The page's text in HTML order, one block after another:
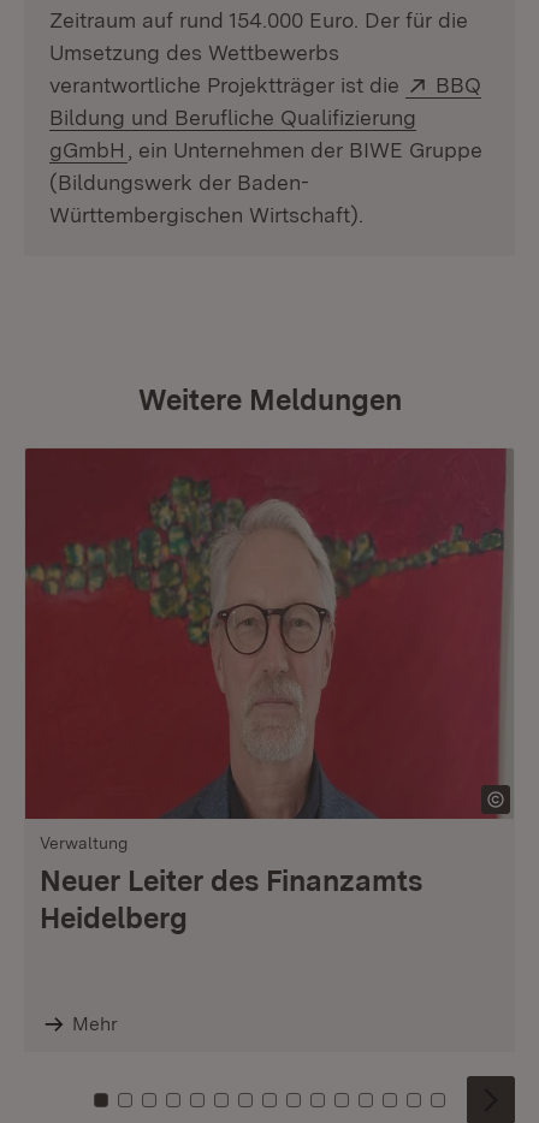
Zeitraum auf rund 154.000 Euro. Der für die
Umsetzung des Wettbewerbs
verantwortliche Projektträger ist die
Extern:
BBQ
Bildung und Berufliche Qualifizierung
gGmbH (Öffnet in neuem Fenster)
, ein Unternehmen der BIWE Gruppe
(Bildungswerk der Baden-
Württembergischen Wirtschaft).
Weitere Meldungen
Verwaltung
Neuer Leiter des Finanzamts
Heidelberg
Mehr
Zu Kachel: 0
Zu Kachel: 1
Zu Kachel: 2
Zu Kachel: 3
Zu Kachel: 4
Zu Kachel: 5
Zu Kachel: 6
Zu Kachel: 7
Zu Kachel: 8
Zu Kachel: 9
Zu Kachel: 10
Zu Kachel: 11
Zu Kachel: 12
Zu Kachel:
Zu